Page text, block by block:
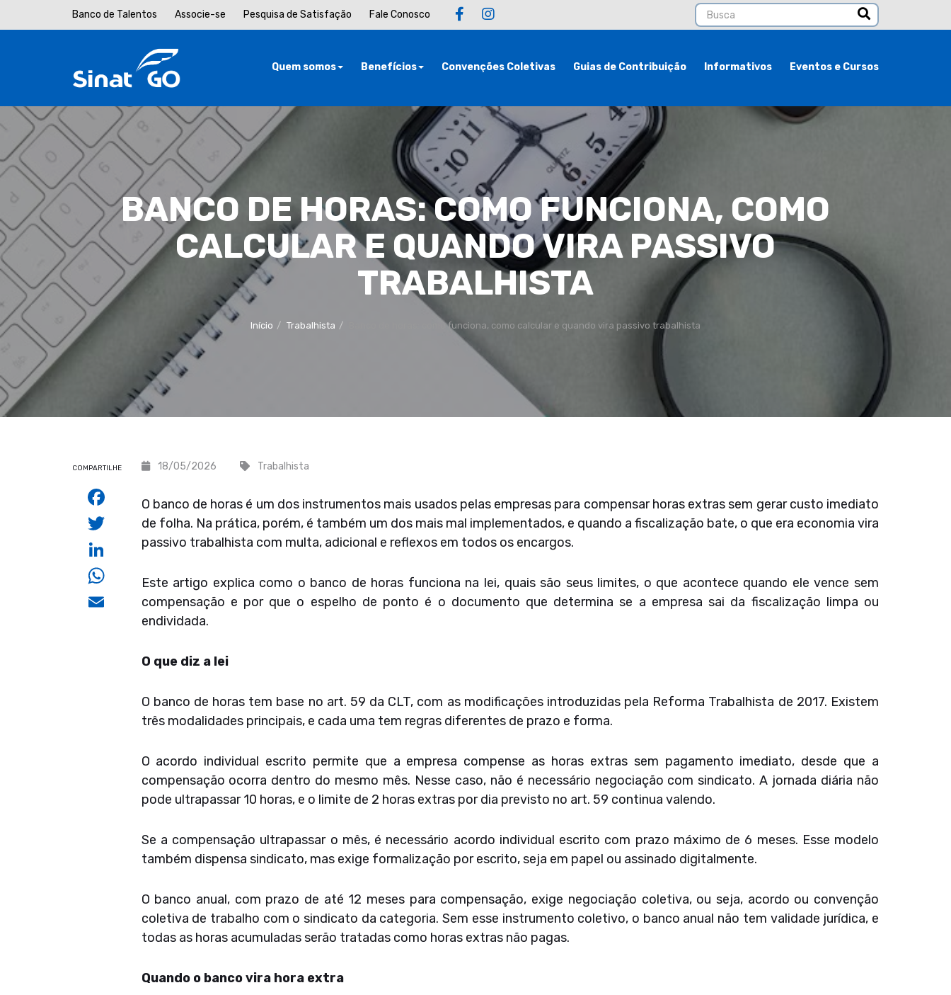
Banco de Talentos Associe-se Pesquisa de Satisfação Fale Conosco
Quem somos Benefícios Convenções Coletivas Guias de Contribuição Informativos Eventos e Cursos
BANCO DE HORAS: COMO FUNCIONA, COMO
CALCULAR E QUANDO VIRA PASSIVO
TRABALHISTA
Início Trabalhista Banco de horas: como funciona, como calcular e quando vira passivo trabalhista
18/05/2026 Trabalhista
O banco de horas é um dos instrumentos mais usados pelas empresas para compensar horas extras sem gerar custo imediato
de folha. Na prática, porém, é também um dos mais mal implementados, e quando a fiscalização bate, o que era economia vira
passivo trabalhista com multa, adicional e reflexos em todos os encargos.
Este artigo explica como o banco de horas funciona na lei, quais são seus limites, o que acontece quando ele vence sem
compensação e por que o espelho de ponto é o documento que determina se a empresa sai da fiscalização limpa ou
endividada.
O que diz a lei
O banco de horas tem base no art. 59 da CLT, com as modificações introduzidas pela Reforma Trabalhista de 2017. Existem
três modalidades principais, e cada uma tem regras diferentes de prazo e forma.
O acordo individual escrito permite que a empresa compense as horas extras sem pagamento imediato, desde que a
compensação ocorra dentro do mesmo mês. Nesse caso, não é necessário negociação com sindicato. A jornada diária não
pode ultrapassar 10 horas, e o limite de 2 horas extras por dia previsto no art. 59 continua valendo.
Se a compensação ultrapassar o mês, é necessário acordo individual escrito com prazo máximo de 6 meses. Esse modelo
também dispensa sindicato, mas exige formalização por escrito, seja em papel ou assinado digitalmente.
O banco anual, com prazo de até 12 meses para compensação, exige negociação coletiva, ou seja, acordo ou convenção
coletiva de trabalho com o sindicato da categoria. Sem esse instrumento coletivo, o banco anual não tem validade jurídica, e
todas as horas acumuladas serão tratadas como horas extras não pagas.
Quando o banco vira hora extra
COMPARTILHE
Facebook
Twitter
LinkedIn
WhatsApp
Email